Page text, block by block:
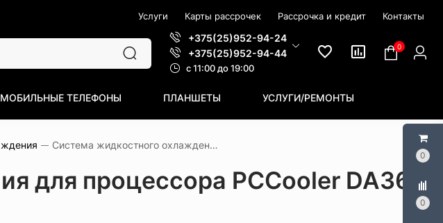
0
0
Услуги Карты рассрочек Рассрочка и кредит Контакты
+375(25)952-94-24
+375(25)952-94-44
c 11:00 до 19:00
0
МОБИЛЬНЫЕ ТЕЛЕФОНЫ ПЛАНШЕТЫ УСЛУГИ/РЕМОНТЫ
Система жидкостного охлаждения для процессора PCCooler DA360 Pro ARGB Digital (белый)
для процессора PCCooler DA360